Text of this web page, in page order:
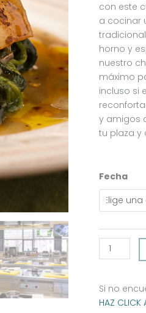
con este
a cocinar
horno y
nuestro
máximo
incluso si
y amigos
tu plaza y
Fecha
Cocina
ITALIANA:
CARNES
cantidad
Si no
HAZ CLICK